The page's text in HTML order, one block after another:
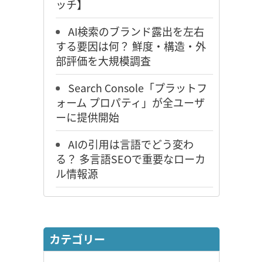
ッチ】
AI検索のブランド露出を左右
する要因は何？ 鮮度・構造・外
部評価を大規模調査
Search Console「プラットフ
ォーム プロパティ」が全ユーザ
ーに提供開始
AIの引用は言語でどう変わ
る？ 多言語SEOで重要なローカ
ル情報源
カテゴリー